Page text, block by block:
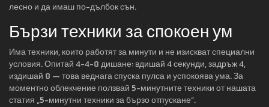
лесно и да имаш по-дълбок сън.
Бързи техники за спокоен ум
Има техники, които работят за минути и не изискват специални
условия. Опитай 4-4-8 дишане: вдишай 4 секунди, задръж 4,
издишай 8 — това веднага спуска пулса и успокоява ума. За
моментно облекчение ползвай 5-минутните техники от нашата
статия „5-минутни техники за бързо отпускане“.